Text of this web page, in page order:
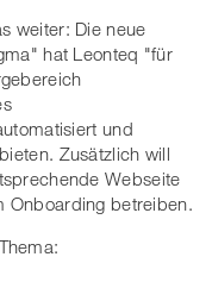
weiter: Die neue
hat Leonteq "für
und
Zusätzlich will
Webseite
Onboarding betreiben.